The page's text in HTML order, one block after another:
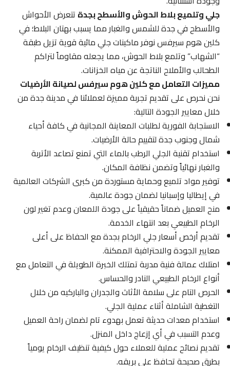
جلي وتلميع بلاط الحوش والأسطح بجدةتتعرض الأحواش
والأسطح في جدة للشمس والغبار مما يسبب بهتان البلاط؛ في
كلين هوم سيرفس نوفر ماكينات جلي مائية قوية تزيل طبقة
“الشهاب” وتلمع بلاط الحوش، مما يجعله مقاوماً لتراكم
الطحالب والأملاح الناتجة عن مياه الخزانات.
مميزات التعامل مع كلين هوم سيرفس لصيانة الأرضيات
نحن نحرص على تقديم تجربة مميزة لعملائنا في مدينة جدة من
خلال معايير الجودة التالية:
الاستجابة الفورية لطلبات المعاينة المجانية في كافة أحياء
شمال وجنوب جدة لتقييم حالة الأرضيات.
استخدام تقنية الجلي الرطب بالماء التي تمنع تصاعد الأتربة
والغبار نهائياً وتضمن نظافة المكان.
توفير مواد تلميع وحماية مستوردة من كبرى الشركات العالمية
في إيطاليا وإسبانيا لضمان جودة عالمية.
منح العميل ضماناً حقيقياً على جودة اللمعان وعدم تغير لون
الرخام الطبيعي بعد انتهاء الخدمة.
تقديم أرخص أسعار جلي الرخام بجدة مع الحفاظ على أعلى
معايير الجودة والاحترافية الممكنة.
امتلاك عمالة فنية مدربة تمتلك الخبرة الطويلة في التعامل مع
أنواع الرخام الطبيعي النادر والحساس.
الحرص التام على سلامة الأثاث والجدران والباركيه من خلال
التغطية الشاملة أثناء عملية الجلي.
استخدام معدات حديثة تعمل بهدوء تام لضمان راحة العميل
وعدم التسبب في أي إزعاج داخل المنزل.
تقديم نصائح عملية للعملاء حول كيفية تنظيف الرخام يومياً
بطرق صحيحة تحافظ على بريقه.